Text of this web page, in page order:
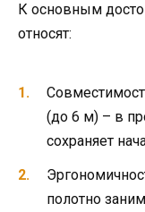
К основным
относят:
(до 6 м) – в
сохраняет
полотно